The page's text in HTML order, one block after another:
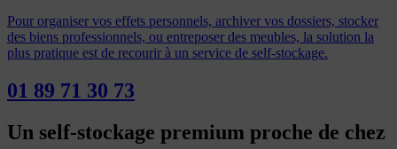
Pour organiser vos effets personnels, archiver vos dossiers, stocker
des biens professionnels, ou entreposer des meubles, la solution la
plus pratique est de recourir à un service de self-stockage.
01 89 71 30 73
Un self-stockage premium proche de chez